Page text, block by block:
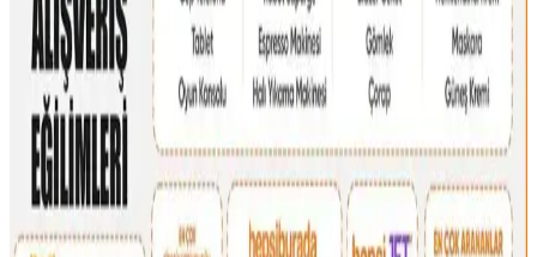
Dooney & Bourke Janine Çantası: Dayanıklı Deri
Tasarımı ve Piyasa Değeri Analizi
Dooney & Bourke Janine çantası, dayanıklı deri yapısı ve şık
tasarımıyla günlük kullanım ve seyahat için ideal. İkinci el
piyasasında uygun fiyatlı, manevi değeri yüksek bir seçenek sunar.
Çocukça Bulunan Çanta Tasarımları ve Stil
Algısının Sosyal ve Kültürel Boyutları